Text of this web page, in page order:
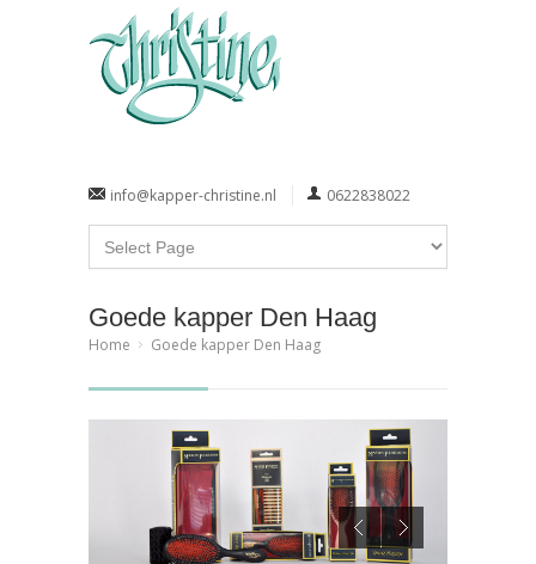
info@kapper-christine.nl 0622838022
Goede kapper Den Haag
Home Goede kapper Den Haag